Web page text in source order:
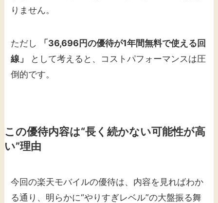
りません。
ただし
「36,696円の優待が1年間無料で使える回
線」
として考えると、コストパフォーマンスは圧
倒的です。
この優待内容は“長く続かない可能性が高
い”理由
今回の楽天モバイルの優待は、内容を見ればわか
る通り、明らかに“やりすぎレベル”の大盤振る舞